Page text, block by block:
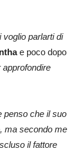
voglio parlarti di
e poco dopo
penso che il suo
ma secondo me
il fattore